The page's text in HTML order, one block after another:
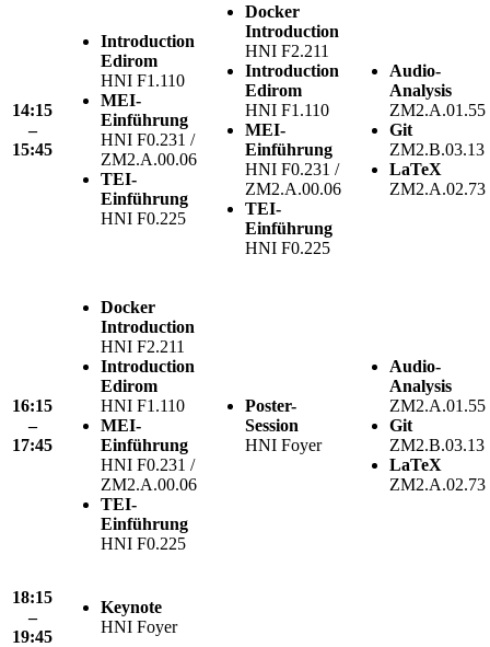
14:15
–
15:45
Introduction
Edirom
HNI F1.110
MEI-
Einführung
HNI F0.231 /
ZM2.A.00.06
TEI-
Einführung
HNI F0.225
Docker
Introduction
HNI F2.211
Introduction
Edirom
HNI F1.110
MEI-
Einführung
HNI F0.231 /
ZM2.A.00.06
TEI-
Einführung
HNI F0.225
Audio-
Analysis
ZM2.A.01.55
Git
ZM2.B.03.13
LaTeX
ZM2.A.02.73
16:15
–
17:45
Docker
Introduction
HNI F2.211
Introduction
Edirom
HNI F1.110
MEI-
Einführung
HNI F0.231 /
ZM2.A.00.06
TEI-
Einführung
HNI F0.225
Poster-
Session
HNI Foyer
Audio-
Analysis
ZM2.A.01.55
Git
ZM2.B.03.13
LaTeX
ZM2.A.02.73
18:15
–
19:45
Keynote
HNI Foyer